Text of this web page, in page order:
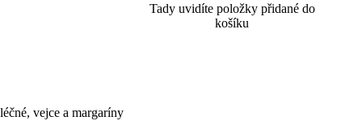
vejce a margaríny
Tady uvidíte položky přidané do
košíku